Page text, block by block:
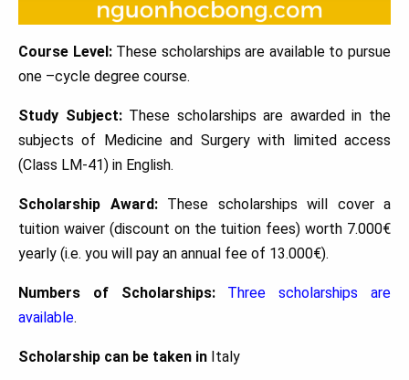
Course Level: These scholarships are available to pursue
one –cycle degree course.
Study Subject:These scholarships are awarded in the
subjects of Medicine and Surgery with limited access
(Class LM-41) in English.
Scholarship Award:These scholarships will cover a
tuition waiver (discount on the tuition fees) worth 7.000€
yearly (i.e. you will pay an annual fee of 13.000€).
Numbers of Scholarships: Three scholarships are
available.
Scholarship can be taken in Italy